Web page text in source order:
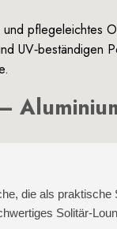
pflegeleichtes
UV‑beständigen
die als